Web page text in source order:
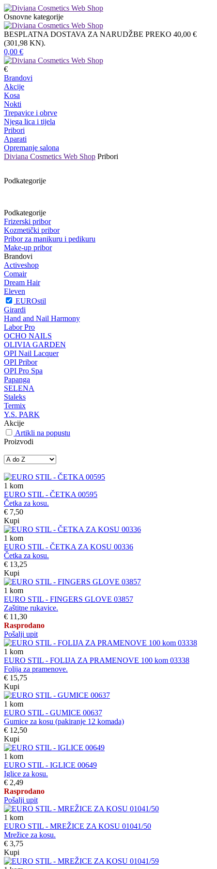
Osnovne kategorije
BESPLATNA DOSTAVA ZA NARUDŽBE PREKO 40,00 €
(301,98 KN).
0,00 €
€
Brandovi
Akcije
Kosa
Nokti
Trepavice i obrve
Njega lica i tijela
Pribori
Aparati
Opremanje salona
Diviana Cosmetics Web Shop Pribori
Podkategorije
Podkategorije
Frizerski pribor
Kozmetički pribor
Pribor za manikuru i pedikuru
Make-up pribor
Brandovi
Activeshop
Comair
Dream Hair
Eleven
EUROstil
Girardi
Hand and Nail Harmony
Labor Pro
OCHO NAILS
OLIVIA GARDEN
OPI Nail Lacquer
OPI Pribor
OPI Pro Spa
Papanga
SELENA
Staleks
Termix
Y.S. PARK
Akcije
Artikli na popustu
Proizvodi
1 kom
EURO STIL - ČETKA 00595
Četka za kosu.
€ 7,50
Kupi
1 kom
EURO STIL - ČETKA ZA KOSU 00336
Četka za kosu.
€ 13,25
Kupi
1 kom
EURO STIL - FINGERS GLOVE 03857
Zaštitne rukavice.
€ 11,30
Rasprodano
Pošalji upit
1 kom
EURO STIL - FOLIJA ZA PRAMENOVE 100 kom 03338
Folija za pramenove.
€ 15,75
Kupi
1 kom
EURO STIL - GUMICE 00637
Gumice za kosu (pakiranje 12 komada)
€ 12,50
Kupi
1 kom
EURO STIL - IGLICE 00649
Iglice za kosu.
€ 2,49
Rasprodano
Pošalji upit
1 kom
EURO STIL - MREŽICE ZA KOSU 01041/50
Mrežice za kosu.
€ 3,75
Kupi